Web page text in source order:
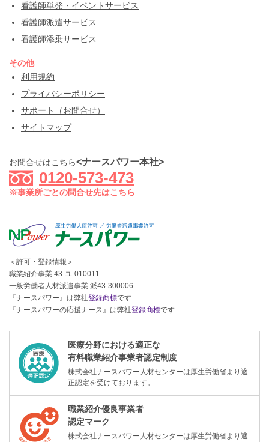
看護師単発・イベントサービス
看護師派遣サービス
看護師添乗サービス
その他
利用規約
プライバシーポリシー
サポート（お問合せ）
サイトマップ
お問合せはこちら<ナースパワー本社>
0120-573-473
※事業所ごとの問合せ先はこちら
＜許可・登録情報＞
職業紹介事業 43-ユ-010011
一般労働者人材派遣事業 派43-300006
『ナースパワー』は弊社登録商標です
『ナースパワーの応援ナース』は弊社登録商標です
医療分野における適正な
有料職業紹介事業者認定制度
株式会社ナースパワー人材センターは厚生労働省より適
正認定を受けております。
職業紹介優良事業者
認定マーク
株式会社ナースパワー人材センターは厚生労働省より適